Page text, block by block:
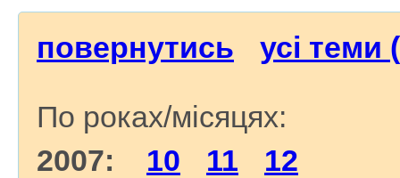
повернутись усі теми
По роках/місяцях:
2007: 10 11
12